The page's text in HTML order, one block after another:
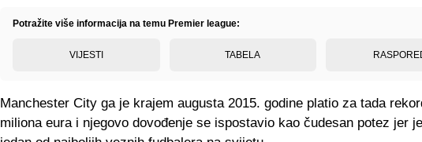
Potražite više informacija na temu Premier league:
VIJESTI TABELA
Manchester City ga je krajem augusta 2015. godine platio za tada
miliona eura i njegovo dovođenje se ispostavio kao čudesan potez jer